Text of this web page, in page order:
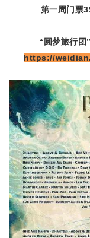
第一周门票
“圆梦旅行团
https://